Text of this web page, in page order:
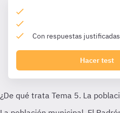
Con respuestas justificadas
Hacer test